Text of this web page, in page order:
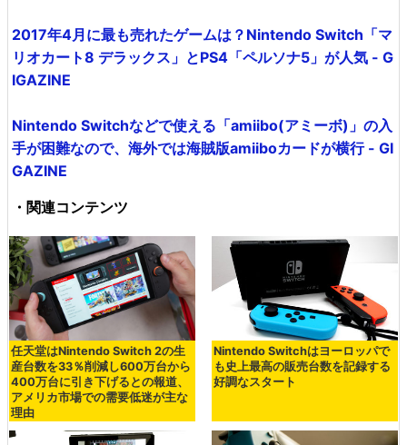
2017年4月に最も売れたゲームは？Nintendo Switch「マ
リオカート8 デラックス」とPS4「ペルソナ5」が人気 - G
IGAZINE
Nintendo Switchなどで使える「amiibo(アミーボ)」の入
手が困難なので、海外では海賊版amiiboカードが横行 - GI
GAZINE
・関連コンテンツ
任天堂はNintendo Switch 2の生
産台数を33％削減し600万台から
400万台に引き下げるとの報道、
アメリカ市場での需要低迷が主な
理由
Nintendo Switchはヨーロッパで
も史上最高の販売台数を記録する
好調なスタート